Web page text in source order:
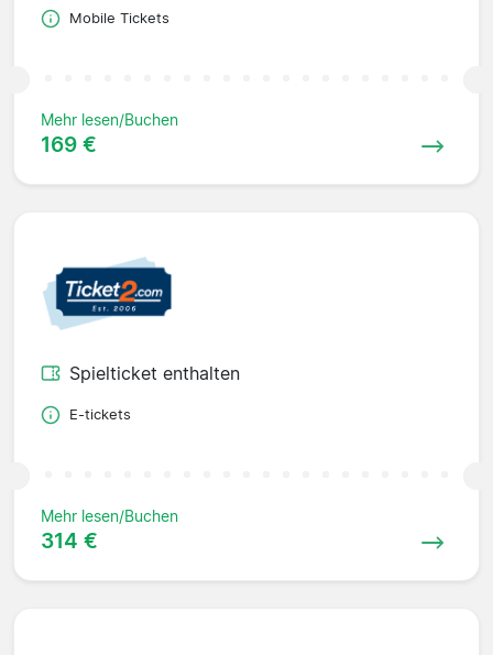
Mobile Tickets
Mehr lesen/Buchen
169 €
Spielticket enthalten
E-tickets
Mehr lesen/Buchen
314 €